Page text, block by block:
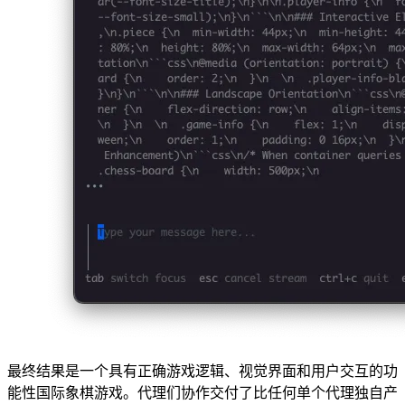
最终结果是一个具有正确游戏逻辑、视觉界面和用户交互的功
能性国际象棋游戏。代理们协作交付了比任何单个代理独自产